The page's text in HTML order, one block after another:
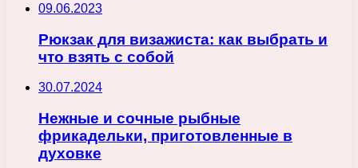
09.06.2023
Рюкзак для визажиста: как выбрать и
что взять с собой
30.07.2024
Нежные и сочные рыбные
фрикадельки, приготовленные в
духовке